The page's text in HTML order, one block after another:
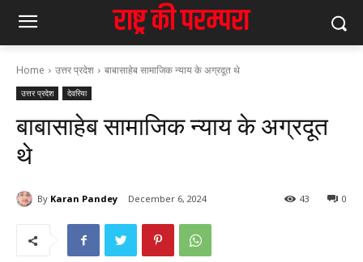
Home उत्तर प्रदेश बाबासाहेब सामाजिक न्याय के अग्रदूत थे
उत्तर प्रदेश देवरिया
बाबासाहेब सामाजिक न्याय के अग्रदूत
थे
By Karan Pandey December 6, 2024 0
43